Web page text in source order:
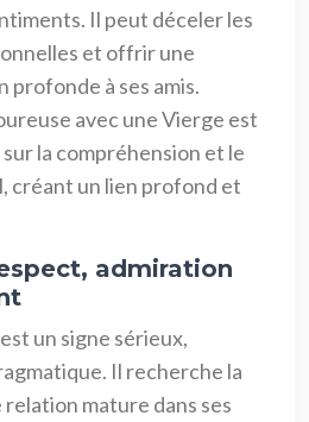
Il peut déceler les
et offrir une
profonde à ses amis.
avec une Vierge est
la compréhension et le
créant un lien profond et
admiration
un signe sérieux,
Il recherche la
mature dans ses